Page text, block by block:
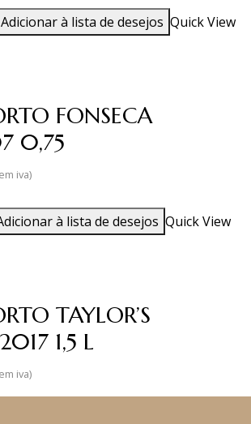
Adicionar à lista de desejos Quick View
FONSECA
0,75
iva)
à lista de desejos Quick View
TAYLOR’S
1,5 L
iva)